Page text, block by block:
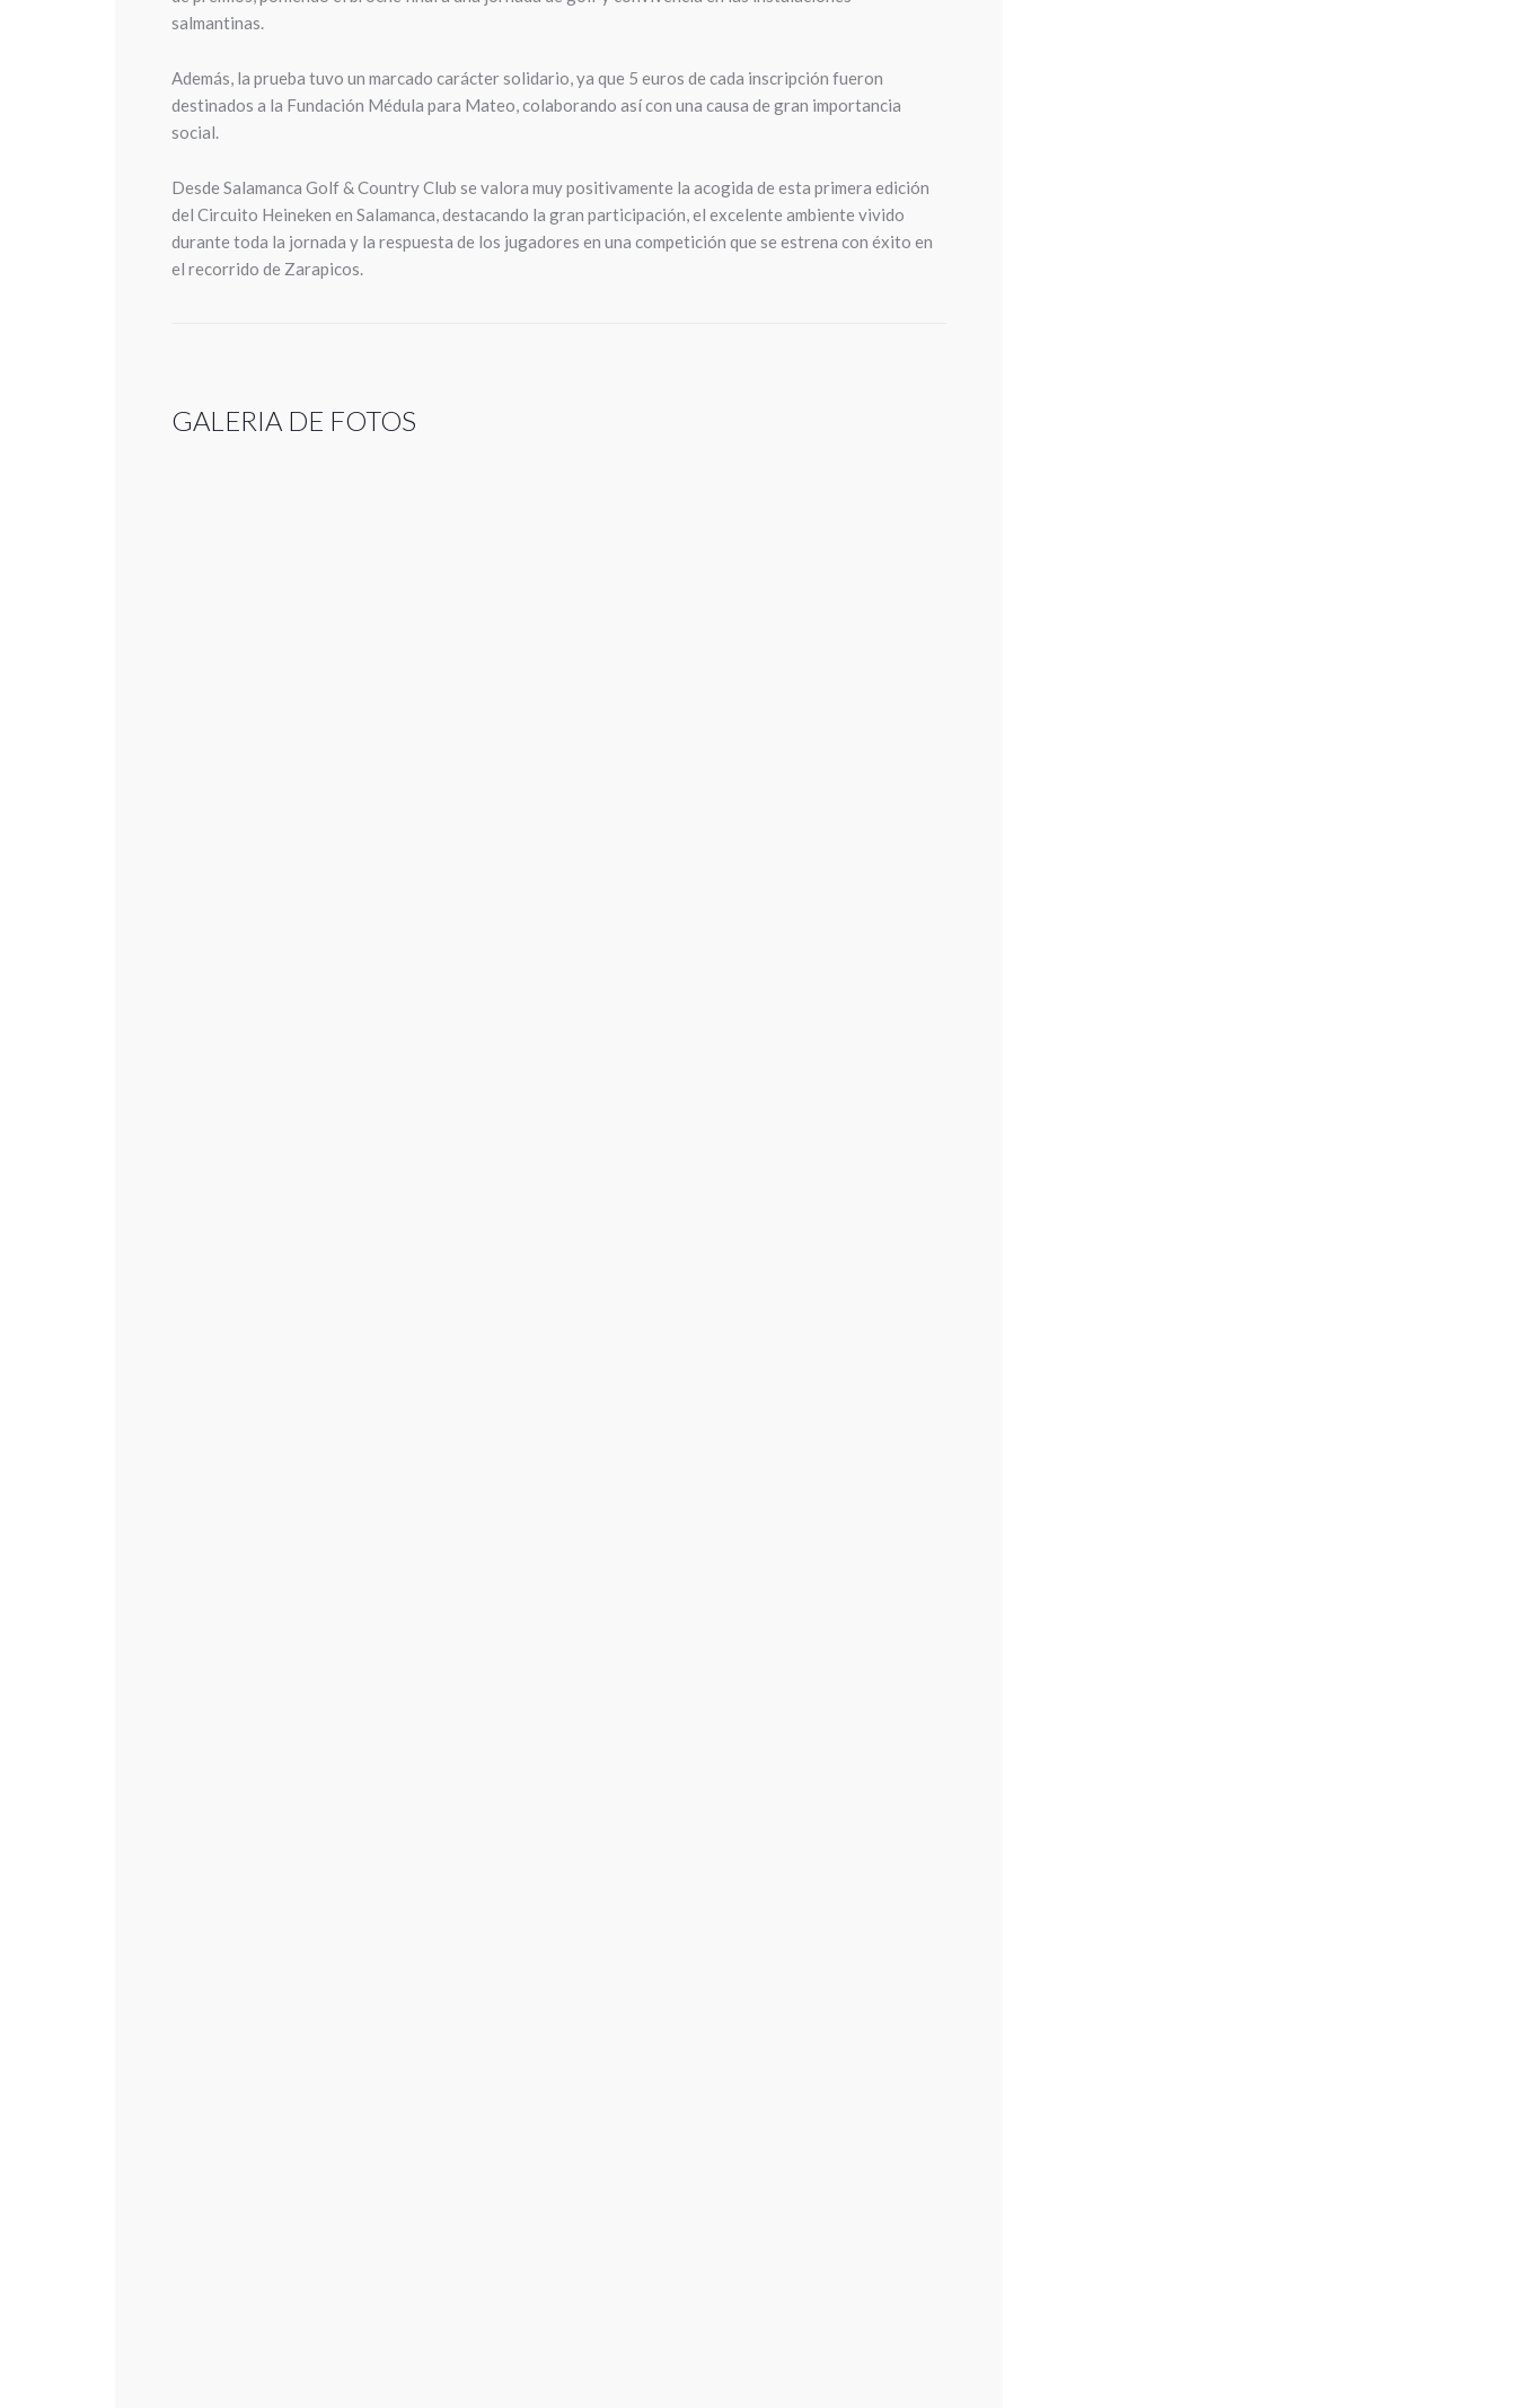
salmantinas.
Además, la prueba tuvo un marcado carácter solidario, ya que 5 euros de cada inscripción fueron
destinados a la Fundación Médula para Mateo, colaborando así con una causa de gran importancia
social.
Desde Salamanca Golf & Country Club se valora muy positivamente la acogida de esta primera edición
del Circuito Heineken en Salamanca, destacando la gran participación, el excelente ambiente vivido
durante toda la jornada y la respuesta de los jugadores en una competición que se estrena con éxito en
el recorrido de Zarapicos.
GALERIA DE FOTOS